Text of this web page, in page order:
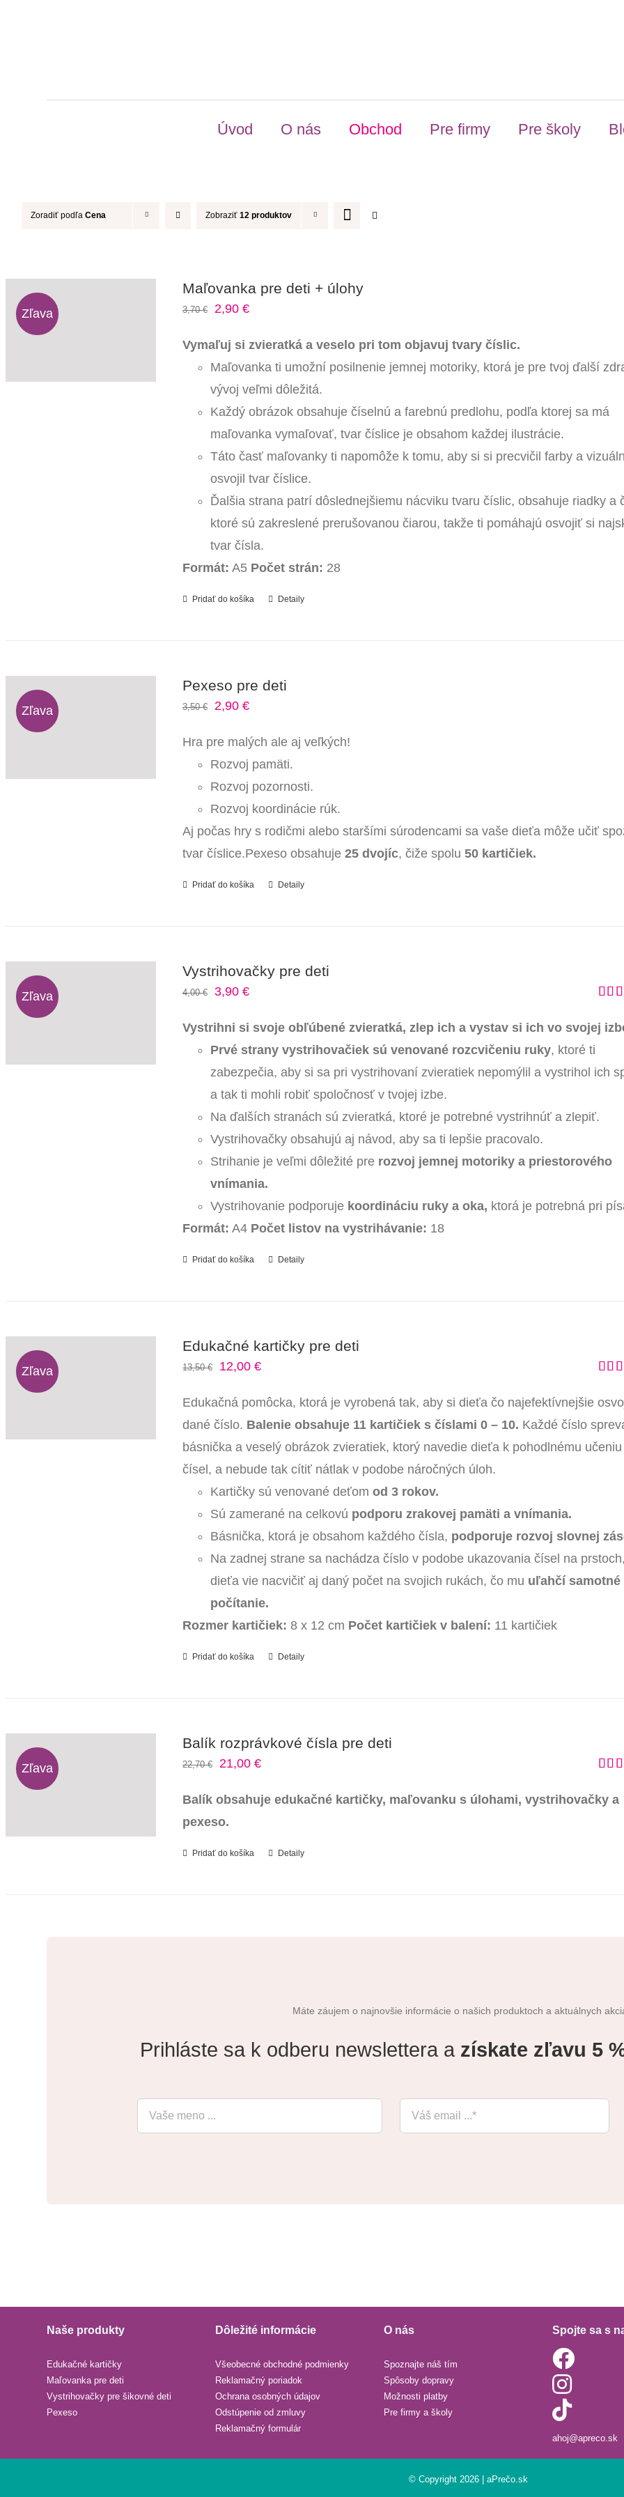
Úvod O nás Obchod Pre firmy Pre školy
Zoradiť podľa Cena Zobraziť 12 produktov
Zľava
Maľovanka pre deti + úlohy
3,70€
Pôvodná
bola:
3,70 €.
2,90€Aktuálna
je:
2,90 €.
Vymaľuj si zvieratká a veselo pri tom objavuj tvary číslic.
Maľovanka ti umožní posilnenie jemnej motoriky, ktorá je pre tvoj ďalší
vývoj veľmi dôležitá.
Každý obrázok obsahuje číselnú a farebnú predlohu, podľa ktorej sa má
maľovanka vymaľovať, tvar číslice je obsahom každej ilustrácie.
Táto časť maľovanky ti napomôže k tomu, aby si si precvičil farby a
osvojil tvar číslice.
Ďalšia strana patrí dôslednejšiemu nácviku tvaru číslic, obsahuje riadky a
ktoré sú zakreslené prerušovanou čiarou, takže ti pomáhajú osvojiť si
tvar čísla.
Formát: A5 Počet strán: 28
Pridať do košíka Detaily
Zľava
Pexeso pre deti
3,50€
Pôvodná
bola:
3,50 €.
2,90€Aktuálna
je:
2,90 €.
Hra pre malých ale aj veľkých!
Rozvoj pamäti.
Rozvoj pozornosti.
Rozvoj koordinácie rúk.
Aj počas hry s rodičmi alebo staršími súrodencami sa vaše dieťa môže učiť
tvar číslice.Pexeso obsahuje25 dvojíc, čiže spolu50 kartičiek.
Pridať do košíka Detaily
Zľava
Vystrihovačky pre deti
5.00
4,00€
Pôvodná
bola:
4,00 €.
3,90€Aktuálna
je:
3,90 €.
Vystrihni si svoje obľúbené zvieratká, zlep ich a vystav si ich vo svojej
Prvé strany vystrihovačiek sú venované rozcvičeniu ruky, ktoré ti
zabezpečia, aby si sa pri vystrihovaní zvieratiek nepomýlil a vystrihol ich
a tak ti mohli robiť spoločnosť v tvojej izbe.
Na ďalších stranách sú zvieratká, ktoré je potrebné vystrihnúť a zlepiť.
Vystrihovačky obsahujú aj návod, aby sa ti lepšie pracovalo.
Strihanie je veľmi dôležité pre rozvoj jemnej motoriky a priestorového
vnímania.
Vystrihovanie podporuje koordináciu ruky a oka, ktorá je potrebná pri
Formát: A4 Počet listov na vystrihávanie: 18
Pridať do košíka Detaily
Zľava
Edukačné kartičky pre deti
5.00
13,50€
Pôvodná
bola:
13,50 €.
12,00€Aktuálna
je:
12,00 €.
Edukačná pomôcka, ktorá je vyrobená tak, aby si dieťa čo najefektívnejšie
dané číslo. Balenie obsahuje 11 kartičiek s číslami 0 – 10. Každé číslo
básnička a veselý obrázok zvieratiek, ktorý navedie dieťa k pohodlnému učeniu
čísel, a nebude tak cítiť nátlak v podobe náročných úloh.
Kartičky sú venované deťomod 3 rokov.
Sú zamerané na celkovú podporu zrakovej pamäti a vnímania.
Básnička, ktorá je obsahom každého čísla, podporuje rozvoj slovnej
Na zadnej strane sa nachádza číslo v podobe ukazovania čísel na
dieťa vie nacvičiť aj daný počet na svojich rukách, čo mu uľahčí samotné
počítanie.
Rozmer kartičiek: 8 x 12 cm Počet kartičiek v balení: 11 kartičiek
Pridať do košíka Detaily
Zľava
Balík rozprávkové čísla pre deti
5.00
22,70€
Pôvodná
bola:
22,70 €.
21,00€Aktuálna
je:
Balík obsahuje edukačné kartičky, maľovanku s úlohami, vystrihovačky a
pexeso.
Pridať do košíka Detaily
Máte záujem o najnovšie informácie o našich produktoch a aktuálnych
Prihláste sa k odberu newslettera a získate zľavu 5
Naše produkty
Edukačné kartičky
Maľovanka pre deti
Vystrihovačky pre šikovné deti
Pexeso
Dôležité informácie
Všeobecné obchodné podmienky
Reklamačný poriadok
Ochrana osobných údajov
Odstúpenie od zmluvy
Reklamačný formulár
O nás
Spoznajte náš tím
Spôsoby dopravy
Možnosti platby
Pre firmy a školy
Spojte sa s
ahoj@apreco.sk
© Copyright 2026 | aPrečo.sk